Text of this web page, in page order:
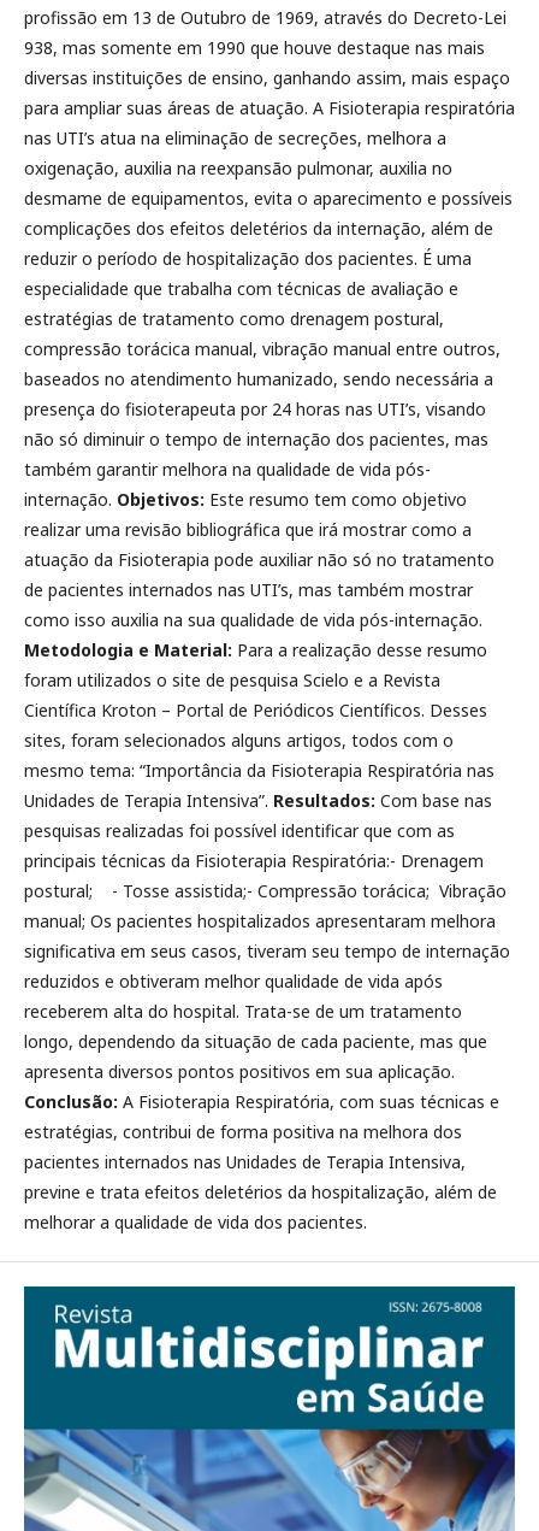
profissão em 13 de Outubro de 1969, através do Decreto-Lei
938, mas somente em 1990 que houve destaque nas mais
diversas instituições de ensino, ganhando assim, mais espaço
para ampliar suas áreas de atuação. A Fisioterapia respiratória
nas UTI’s atua na eliminação de secreções, melhora a
oxigenação, auxilia na reexpansão pulmonar, auxilia no
desmame de equipamentos, evita o aparecimento e possíveis
complicações dos efeitos deletérios da internação, além de
reduzir o período de hospitalização dos pacientes. É uma
especialidade que trabalha com técnicas de avaliação e
estratégias de tratamento como drenagem postural,
compressão torácica manual, vibração manual entre outros,
baseados no atendimento humanizado, sendo necessária a
presença do fisioterapeuta por 24 horas nas UTI’s, visando
não só diminuir o tempo de internação dos pacientes, mas
também garantir melhora na qualidade de vida pós-
internação. Objetivos: Este resumo tem como objetivo
realizar uma revisão bibliográfica que irá mostrar como a
atuação da Fisioterapia pode auxiliar não só no tratamento
de pacientes internados nas UTI’s, mas também mostrar
como isso auxilia na sua qualidade de vida pós-internação.
Metodologia e Material: Para a realização desse resumo
foram utilizados o site de pesquisa Scielo e a Revista
Científica Kroton – Portal de Periódicos Científicos. Desses
sites, foram selecionados alguns artigos, todos com o
mesmo tema: “Importância da Fisioterapia Respiratória nas
Unidades de Terapia Intensiva”. Resultados: Com base nas
pesquisas realizadas foi possível identificar que com as
principais técnicas da Fisioterapia Respiratória:- Drenagem
postural; - Tosse assistida;- Compressão torácica; Vibração
manual; Os pacientes hospitalizados apresentaram melhora
significativa em seus casos, tiveram seu tempo de internação
reduzidos e obtiveram melhor qualidade de vida após
receberem alta do hospital. Trata-se de um tratamento
longo, dependendo da situação de cada paciente, mas que
apresenta diversos pontos positivos em sua aplicação.
Conclusão: A Fisioterapia Respiratória, com suas técnicas e
estratégias, contribui de forma positiva na melhora dos
pacientes internados nas Unidades de Terapia Intensiva,
previne e trata efeitos deletérios da hospitalização, além de
melhorar a qualidade de vida dos pacientes.